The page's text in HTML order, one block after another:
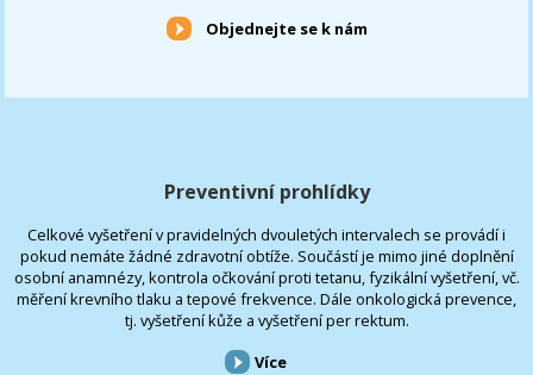
Objednejte se k nám
Preventivní prohlídky
Celkové vyšetření v pravidelných dvouletých intervalech se provádí i
pokud nemáte žádné zdravotní obtíže. Součástí je mimo jiné doplnění
osobní anamnézy, kontrola očkování proti tetanu, fyzikální vyšetření, vč.
měření krevního tlaku a tepové frekvence. Dále onkologická prevence,
tj. vyšetření kůže a vyšetření per rektum.
Více